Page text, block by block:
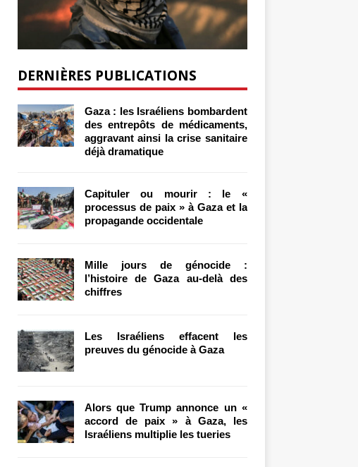
DERNIÈRES PUBLICATIONS
Gaza : les Israéliens bombardent
des entrepôts de médicaments,
aggravant ainsi la crise sanitaire
déjà dramatique
Capituler ou mourir : le «
processus de paix » à Gaza et la
propagande occidentale
Mille jours de génocide :
l’histoire de Gaza au-delà des
chiffres
Les Israéliens effacent les
preuves du génocide à Gaza
Alors que Trump annonce un «
accord de paix » à Gaza, les
Israéliens multiplie les tueries